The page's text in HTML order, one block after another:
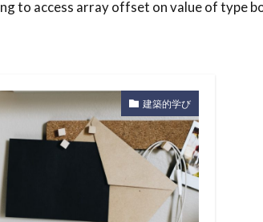
to access array offset on value of type
建築的学び